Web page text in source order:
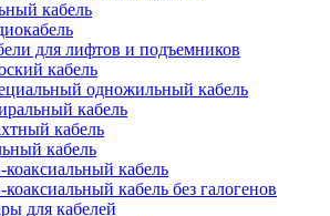
кабель
для лифтов и подъемников
кабель
одножильный кабель
кабель
кабель
кабель
коаксиальный кабель
коаксиальный кабель без галогенов
для кабелей